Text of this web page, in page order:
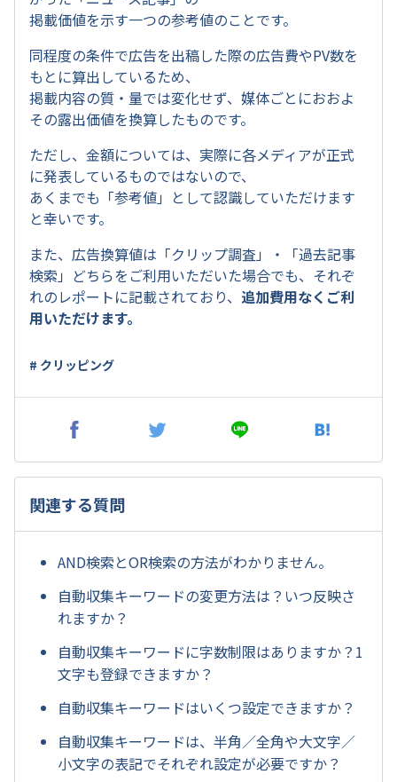
掲載価値を示す一つの参考値のことです。
同程度の条件で広告を出稿した際の広告費やPV数を
もとに算出しているため、
掲載内容の質・量では変化せず、媒体ごとにおおよ
その露出価値を換算したものです。
ただし、金額については、実際に各メディアが正式
に発表しているものではないので、
あくまでも「参考値」として認識していただけます
と幸いです。
また、広告換算値は「クリップ調査」・「過去記事
検索」どちらをご利用いただいた場合でも、それぞ
れのレポートに記載されており、 追加費用なくご利
用いただけます。
# クリッピング
関連する質問
AND検索とOR検索の方法がわかりません。
自動収集キーワードの変更方法は？いつ反映さ
れますか？
自動収集キーワードに字数制限はありますか？1
文字も登録できますか？
自動収集キーワードはいくつ設定できますか？
自動収集キーワードは、半角／全角や大文字／
小文字の表記でそれぞれ設定が必要ですか？